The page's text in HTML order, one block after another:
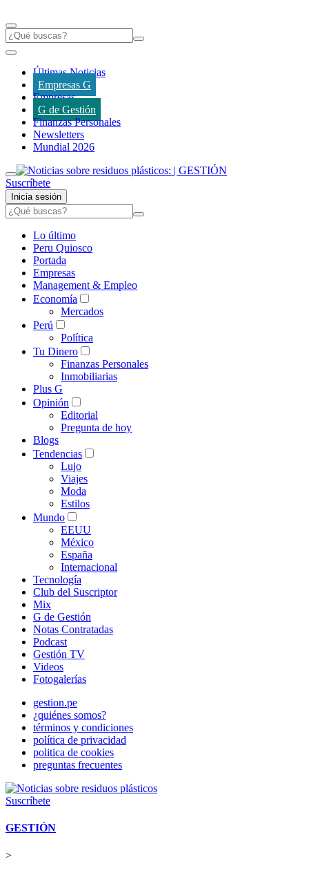
Últimas Noticias
Empresas G
Empresas
G de Gestión
Finanzas Personales
Newsletters
Mundial 2026
Suscríbete
Inicia sesión
Lo último
Peru Quiosco
Portada
Empresas
Management & Empleo
Economía
Mercados
Perú
Política
Tu Dinero
Finanzas Personales
Inmobiliarias
Plus G
Opinión
Editorial
Pregunta de hoy
Blogs
Tendencias
Lujo
Viajes
Moda
Estilos
Mundo
EEUU
México
España
Internacional
Tecnología
Club del Suscriptor
Mix
G de Gestión
Notas Contratadas
Podcast
Gestión TV
Videos
Fotogalerías
gestion.pe
¿quiénes somos?
términos y condiciones
política de privacidad
politica de cookies
preguntas frecuentes
Suscríbete
GESTIÓN
>